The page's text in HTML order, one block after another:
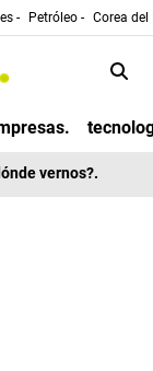
- Petróleo - Corea
vernos?.